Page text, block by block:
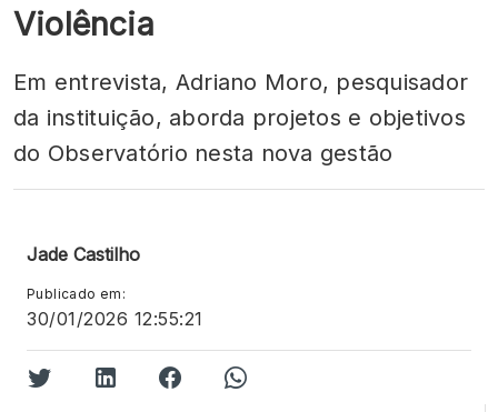
Violência
Em entrevista, Adriano Moro, pesquisador
da instituição, aborda projetos e objetivos
do Observatório nesta nova gestão
Jade Castilho
Publicado em:
30/01/2026 12:55:21